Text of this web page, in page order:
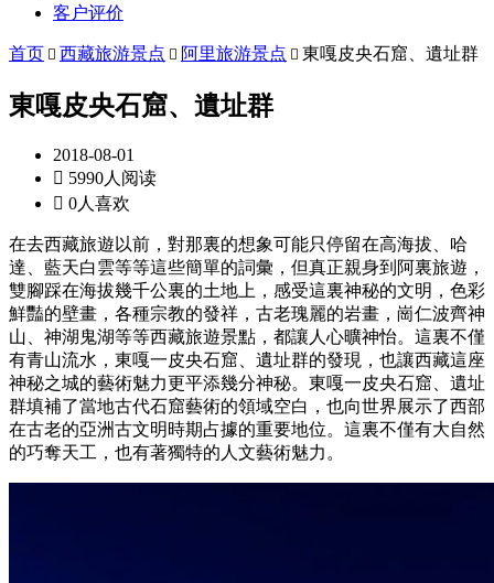
客户评价
首页  西藏旅游景点  阿里旅游景点  東嘎皮央石窟、遺址群
東嘎皮央石窟、遺址群
2018-08-01
 5990人阅读
 0人喜欢
在去西藏旅遊以前，對那裏的想象可能只停留在高海拔、哈
達、藍天白雲等等這些簡單的詞彙，但真正親身到阿裏旅遊，
雙腳踩在海拔幾千公裏的土地上，感受這裏神秘的文明，色彩
鮮豔的壁畫，各種宗教的發祥，古老瑰麗的岩畫，崗仁波齊神
山、神湖鬼湖等等西藏旅遊景點，都讓人心曠神怡。這裏不僅
有青山流水，東嘎一皮央石窟、遺址群的發現，也讓西藏這座
神秘之城的藝術魅力更平添幾分神秘。東嘎一皮央石窟、遺址
群填補了當地古代石窟藝術的領域空白，也向世界展示了西部
在古老的亞洲古文明時期占據的重要地位。這裏不僅有大自然
的巧奪天工，也有著獨特的人文藝術魅力。